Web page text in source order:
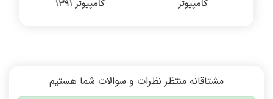
کامپیوتر
کامپیوتر 1391
مشتاقانه منتظر نظرات و سوالات شما هستیم